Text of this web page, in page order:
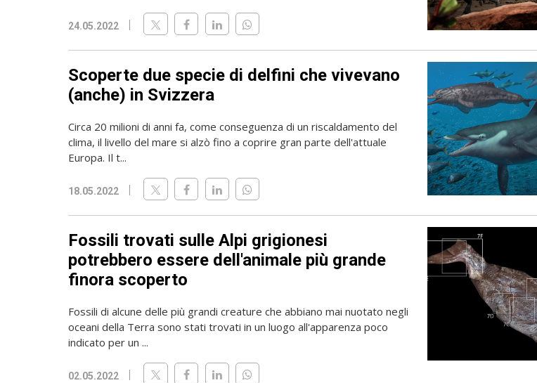
24.05.2022
Scoperte due specie di delfini che vivevano
(anche) in Svizzera
Circa 20 milioni di anni fa, come conseguenza di un riscaldamento del
clima, il livello del mare si alzò fino a coprire gran parte dell'attuale
Europa. Il t...
18.05.2022
Fossili trovati sulle Alpi grigionesi
potrebbero essere dell'animale più grande
finora scoperto
Fossili di alcune delle più grandi creature che abbiano mai nuotato negli
oceani della Terra sono stati trovati in un luogo all'apparenza poco
indicato per un ...
02.05.2022